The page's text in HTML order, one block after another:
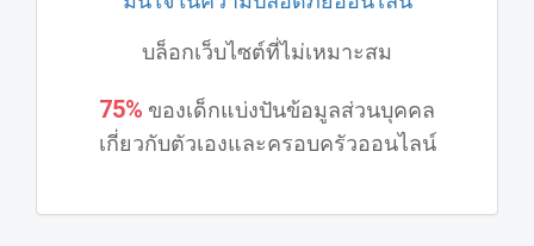
บล็อกเว็บไซต์ที่ไม่เหมาะสม
75% ของเด็กแบ่งปันข้อมูลส่วนบุคคล
เกี่ยวกับตัวเองและครอบครัวออนไลน์